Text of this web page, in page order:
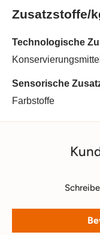
Zusatzstoffe/
Technologische
Konservierungsmittel
Sensorische
Farbstoffe